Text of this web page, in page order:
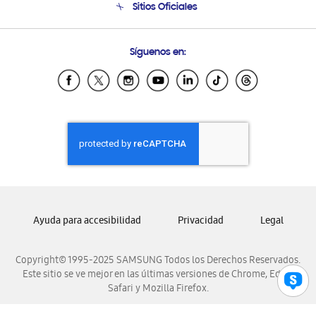
Condiciones de Compra
Soporte vía eMail
Sitios Oficiales
Samsung Ecuador
Samsung El Salvador
Samsung Honduras
Samsung Nicaragua
Samsung Panamá
Samsung Venezuela
Síguenos en:
Copyright© 1995-2025 SAMSUNG Todos los Derechos Reservados.
Este sitio se ve mejor en las últimas versiones de Chrome, Edge,
Safari y Mozilla Firefox.
Ayuda para accesibilidad Privacidad Legal